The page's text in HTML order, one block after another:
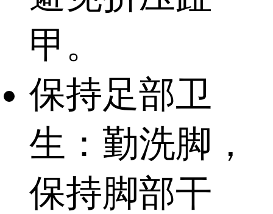
甲。
保持足部卫
生：勤洗脚，
保持脚部干